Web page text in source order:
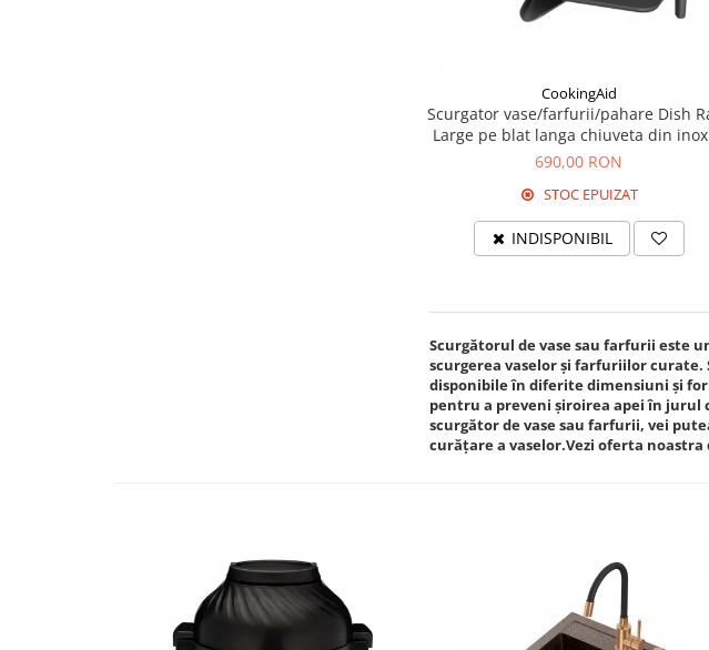
CookingAid
Scurgator vase/farfurii/pahare Dish
Large pe blat langa chiuveta din
ABS
690,00 RON
STOC EPUIZAT
INDISPONIBIL
Scurgătorul de vase sau farfurii este
scurgerea vaselor și farfuriilor
disponibile în diferite dimensiuni și
pentru a preveni șiroirea apei în
scurgător de vase sau farfurii, vei
curățare a vaselor.Vezi oferta noastra